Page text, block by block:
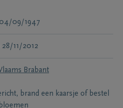
04/09/1947
28/11/2012
Brabant
brand een kaarsje of bestel
bloemen